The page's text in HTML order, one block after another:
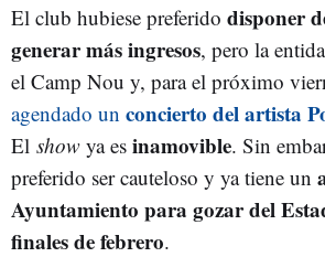
El club hubiese preferido disponer
generar más ingresos, pero la
el Camp Nou y, para el próximo
agendado un concierto del artista
El show ya es inamovible. Sin
preferido ser cauteloso y ya tiene un
Ayuntamiento para gozar del
finales de febrero.